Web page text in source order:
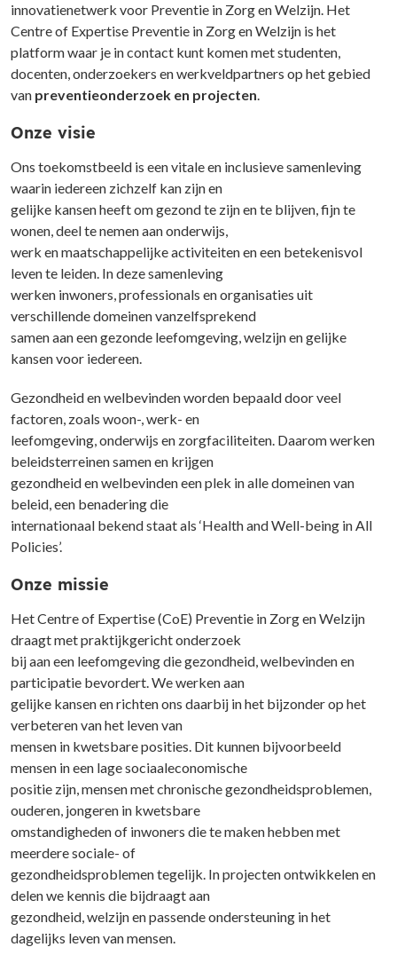
innovatienetwerk voor Preventie in Zorg en Welzijn. Het
Centre of Expertise Preventie in Zorg en Welzijn is het
platform waar je in contact kunt komen met studenten,
docenten, onderzoekers en werkveldpartners op het gebied
van preventieonderzoek en projecten.
Onze visie
Ons toekomstbeeld is een vitale en inclusieve samenleving
waarin iedereen zichzelf kan zijn en
gelijke kansen heeft om gezond te zijn en te blijven, fijn te
wonen, deel te nemen aan onderwijs,
werk en maatschappelijke activiteiten en een betekenisvol
leven te leiden. In deze samenleving
werken inwoners, professionals en organisaties uit
verschillende domeinen vanzelfsprekend
samen aan een gezonde leefomgeving, welzijn en gelijke
kansen voor iedereen.
Gezondheid en welbevinden worden bepaald door veel
factoren, zoals woon-, werk- en
leefomgeving, onderwijs en zorgfaciliteiten. Daarom werken
beleidsterreinen samen en krijgen
gezondheid en welbevinden een plek in alle domeinen van
beleid, een benadering die
internationaal bekend staat als ‘Health and Well-being in All
Policies’.
Onze missie
Het Centre of Expertise (CoE) Preventie in Zorg en Welzijn
draagt met praktijkgericht onderzoek
bij aan een leefomgeving die gezondheid, welbevinden en
participatie bevordert. We werken aan
gelijke kansen en richten ons daarbij in het bijzonder op het
verbeteren van het leven van
mensen in kwetsbare posities. Dit kunnen bijvoorbeeld
mensen in een lage sociaaleconomische
positie zijn, mensen met chronische gezondheidsproblemen,
ouderen, jongeren in kwetsbare
omstandigheden of inwoners die te maken hebben met
meerdere sociale- of
gezondheidsproblemen tegelijk. In projecten ontwikkelen en
delen we kennis die bijdraagt aan
gezondheid, welzijn en passende ondersteuning in het
dagelijks leven van mensen.